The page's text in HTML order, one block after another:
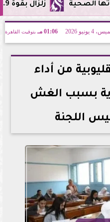
زلزال بقوة 5.9 ريختر يشعر به سكان القاهرة وعدة محافظات.. مركزه شرق البحر المتوسط
4 يونيو 2026 01:06 مـ بتوقيت القاهرة
من أداء
بسبب الغش
اللجنة